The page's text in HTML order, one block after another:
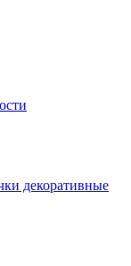
декоративные